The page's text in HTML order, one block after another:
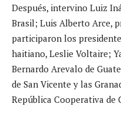
Después, intervino Luiz
Brasil; Luis Alberto Arce,
participaron los
haitiano, Leslie Voltaire;
Bernardo Arevalo de
de San Vicente y las
República Cooperativa de